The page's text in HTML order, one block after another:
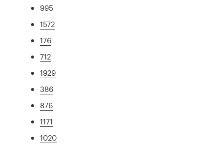
995
1572
176
712
1929
386
876
1171
1020